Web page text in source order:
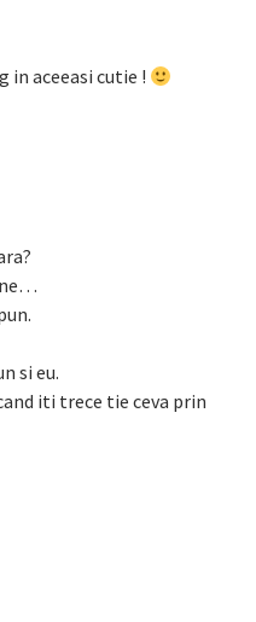
in aceeasi cutie !
si eu.
iti trece tie ceva prin